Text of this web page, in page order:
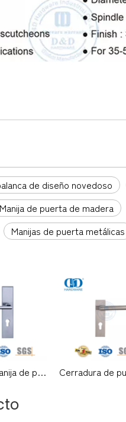
de diseño novedoso
Manija de puerta de madera
Manijas de puerta metálicas
SUS304 Manija de palanca moderna de alta calidad con placa para puerta de oficina-DDLP001